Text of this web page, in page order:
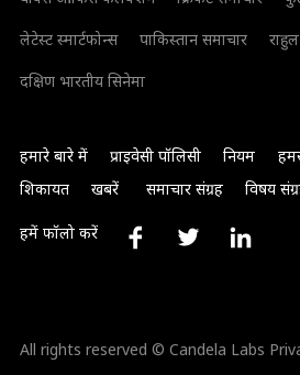
लेटेस्ट स्मार्टफोन्स
पाकिस्तान समाचार
दक्षिण भारतीय सिनेमा
हमारे बारे में प्राइवेसी पॉलिसी नियम
शिकायत
खबरें समाचार संग्रह विषय
हमें फॉलो करें
All rights reserved © Candela Labs